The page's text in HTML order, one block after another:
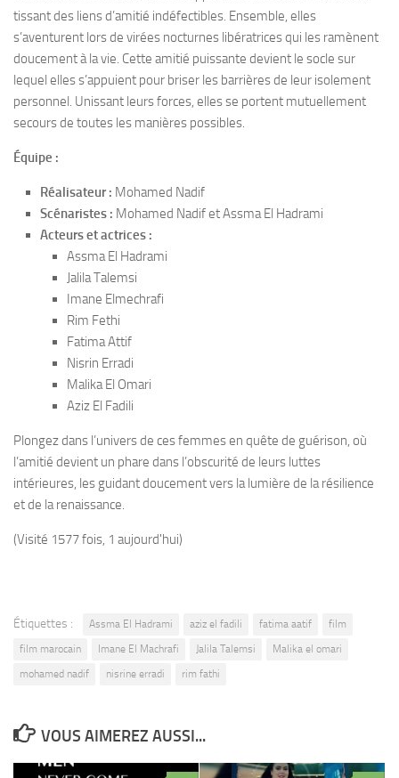
tissant des liens d’amitié indéfectibles. Ensemble, elles
s’aventurent lors de virées nocturnes libératrices qui les ramènent
doucement à la vie. Cette amitié puissante devient le socle sur
lequel elles s’appuient pour briser les barrières de leur isolement
personnel. Unissant leurs forces, elles se portent mutuellement
secours de toutes les manières possibles.
Équipe :
Réalisateur : Mohamed Nadif
Scénaristes : Mohamed Nadif et Assma El Hadrami
Acteurs et actrices :
Assma El Hadrami
Jalila Talemsi
Imane Elmechrafi
Rim Fethi
Fatima Attif
Nisrin Erradi
Malika El Omari
Aziz El Fadili
Plongez dans l’univers de ces femmes en quête de guérison, où
l’amitié devient un phare dans l’obscurité de leurs luttes
intérieures, les guidant doucement vers la lumière de la résilience
et de la renaissance.
(Visité 1577 fois, 1 aujourd'hui)
Étiquettes : Assma El Hadrami aziz el fadili fatima aatif
film
film marocain
Imane El Machrafi Jalila Talemsi
Malika el omari
mohamed nadif
nisrine erradi rim fathi
VOUS AIMEREZ AUSSI...